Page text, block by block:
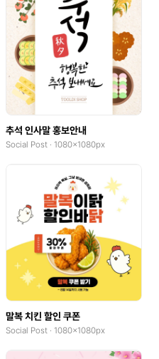
추석 인사말 홍보안내
Social Post · 1080x1080px
말복 치킨 할인 쿠폰
Social Post · 1080x1080px